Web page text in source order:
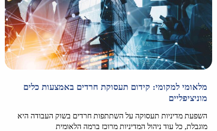
מלאומי למקומי: קידום תעסוקת חרדים באמצעות כלים
מוניציפליים
השפעת מדיניות תעסוקה על השתתפות חרדים בשוק העבודה היא
מוגבלת, כל עוד ניהול המדיניות מרוכז ברמה הלאומית